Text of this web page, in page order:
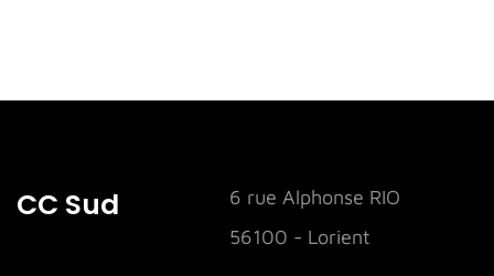
CC Sud
6 rue Alphonse RIO
56100 - Lorient